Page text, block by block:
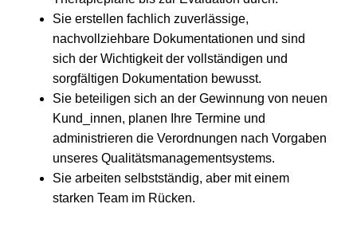
Sie erstellen fachlich zuverlässige,
nachvollziehbare Dokumentationen und sind
sich der Wichtigkeit der vollständigen und
sorgfältigen Dokumentation bewusst.
Sie beteiligen sich an der Gewinnung von neuen
Kund_innen, planen Ihre Termine und
administrieren die Verordnungen nach Vorgaben
unseres Qualitätsmanagementsystems.
Sie arbeiten selbstständig, aber mit einem
starken Team im Rücken.